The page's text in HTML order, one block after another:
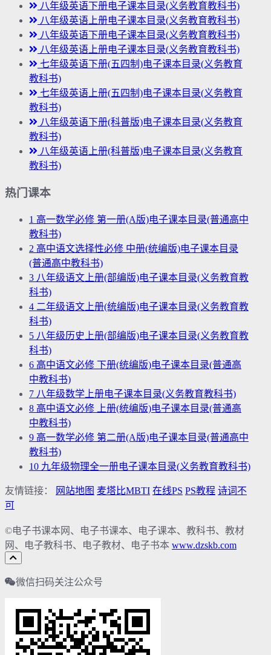
八年级英语下册电子课本目录(义务教育教科书)
八年级英语上册电子课本目录(义务教育教科书)
八年级英语下册电子课本目录(义务教育教科书)
八年级英语上册电子课本目录(义务教育教科书)
七年级英语下册(五四制)电子课本目录(义务教育
教科书)
七年级英语上册(五四制)电子课本目录(义务教育
教科书)
八年级英语下册(科普版)电子课本目录(义务教育
教科书)
八年级英语上册(科普版)电子课本目录(义务教育
教科书)
热门课本
1 高一数学必修 第一册(A版)电子课本目录(普通高中
教科书)
2 高中语文选择性必修 中册(统编版)电子课本目录
(普通高中教科书)
3 八年级语文上册(部编版)电子课本目录(义务教育教
科书)
4 二年级语文上册(统编版)电子课本目录(义务教育教
科书)
5 八年级历史上册(部编版)电子课本目录(义务教育教
科书)
6 高中语文必修 下册(统编版)电子课本目录(普通高
中教科书)
7 八年级数学上册电子课本目录(义务教育教科书)
8 高中语文必修 上册(统编版)电子课本目录(普通高
中教科书)
9 高一数学必修 第二册(A版)电子课本目录(普通高中
教科书)
10 九年级物理全一册电子课本目录(义务教育教科书)
友情链接： 网站地图 麦塔比MBTI 在线PS PS教程 诗词不
可
©电子书课本网、电子书课本、电子课本、教科书、教材
网、电子教科书、电子教材、电子书本 www.dzskb.com
微信扫码关注公众号